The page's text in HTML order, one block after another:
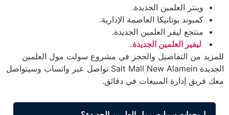
وينتر العلمين الجديدة.
كمبوند بوتانيكا العاصمة الإدارية.
منتجع ليفر العلمين الجديدة.
ليفير العلمين الجديدة.
للمزيد من التفاصيل والحجز في مشروع سولت مول العلمين
الجديدة Salt Mall New Alamein تواصل عبر واتساب وسيتواصل
معك فريق إدارة المبيعات في دقائق.